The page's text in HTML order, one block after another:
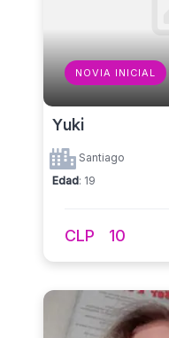
NOVIA INICIAL
Yuki
Santiago
Edad: 19
CLP 10